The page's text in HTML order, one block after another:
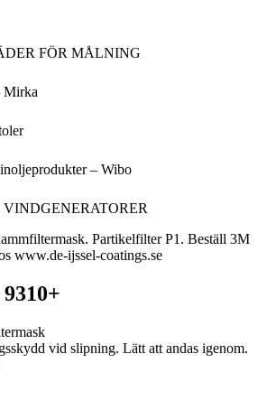
FÖR MÅLNING
Mirka
– Wibo
VINDGENERATORER
vid slipning. Lätt att andas igenom.